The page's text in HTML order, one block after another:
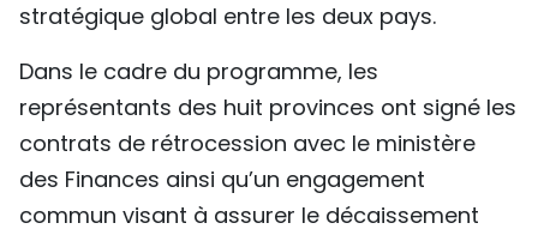
stratégique global entre les deux pays.
Dans le cadre du programme, les
représentants des huit provinces ont signé les
contrats de rétrocession avec le ministère
des Finances ainsi qu’un engagement
commun visant à assurer le décaissement